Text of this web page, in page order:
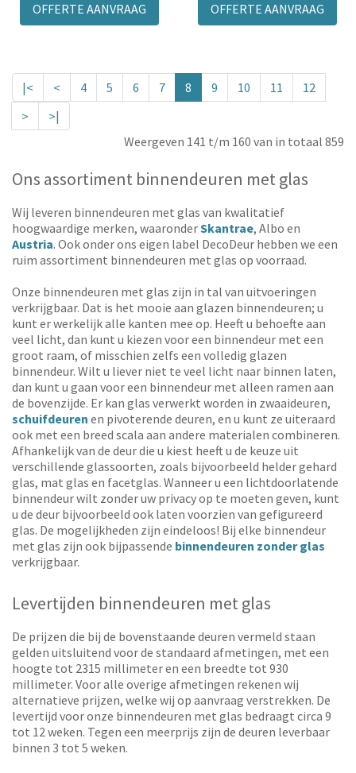
OFFERTE AANVRAAG OFFERTE AANVRAAG
|< < 4 5 6 7 8 9 10 11
12
>
>|
Weergeven 141 t/m 160 van in totaal 859
Ons assortiment binnendeuren met glas
Wij leveren binnendeuren met glas van kwalitatief
hoogwaardige merken, waaronderSkantrae, Albo en
Austria. Ook onder ons eigen label DecoDeur hebben we een
ruim assortiment binnendeuren met glas op voorraad.
Onze binnendeuren met glas zijn in tal van uitvoeringen
verkrijgbaar. Dat is het mooie aan glazen binnendeuren; u
kunt er werkelijk alle kanten mee op. Heeft u behoefte aan
veel licht, dan kunt u kiezen voor een binnendeur met een
groot raam, of misschien zelfs een volledig glazen
binnendeur. Wilt u liever niet te veel licht naar binnen laten,
dan kunt u gaan voor een binnendeur met alleen ramen aan
de bovenzijde. Er kan glas verwerkt worden in zwaaideuren,
schuifdeuren en pivoterende deuren, en u kunt ze uiteraard
ook met een breed scala aan andere materialen combineren.
Afhankelijk van de deur die u kiest heeft u de keuze uit
verschillende glassoorten, zoals bijvoorbeeld helder gehard
glas, mat glas en facetglas. Wanneer u een lichtdoorlatende
binnendeur wilt zonder uw privacy op te moeten geven, kunt
u de deur bijvoorbeeld ook laten voorzien van gefigureerd
glas. De mogelijkheden zijn eindeloos! Bij elke binnendeur
met glas zijn ook bijpassende binnendeuren zonder glas
verkrijgbaar.
Levertijden binnendeuren met glas
De prijzen die bij de bovenstaande deuren vermeld staan
gelden uitsluitend voor de standaard afmetingen, met een
hoogte tot 2315 millimeter en een breedte tot 930
millimeter. Voor alle overige afmetingen rekenen wij
alternatieve prijzen, welke wij op aanvraag verstrekken. De
levertijd voor onze binnendeuren met glas bedraagt circa 9
tot 12 weken. Tegen een meerprijs zijn de deuren leverbaar
binnen 3 tot 5 weken.